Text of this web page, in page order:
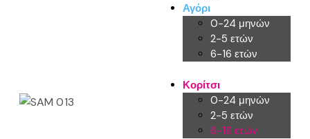
Αγόρι
0-24 μηνών
2-5 ετών
6-16 ετών
Κορίτσι
0-24 μηνών
2-5 ετών
6-16 ετών